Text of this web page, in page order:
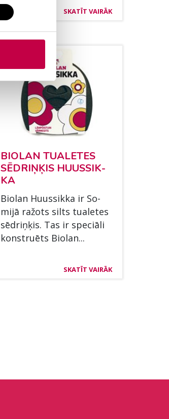
SKATĪT VAIRĀK
BIO­LAN TUA­LE­TES
SĒDRIŅĶIS HUUS­SIK­
KA
Bio­lan Huus­sik­ka ir So­
mijā ražots silts tua­le­tes
sēdriņķis. Tas ir speciā­li
kon­struēts Bio­lan...
SKATĪT VAIRĀK